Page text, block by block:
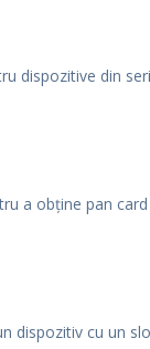
dispozitive din
a obține pan card
dispozitiv cu un